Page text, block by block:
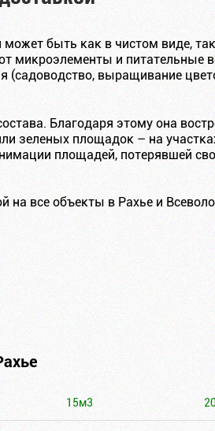
быть как в чистом виде,
микроэлементы и питательные
(садоводство, выращивание
Благодаря этому она
зеленых площадок – на
площадей, потерявшей
на все объекты в Рахье и
15м3